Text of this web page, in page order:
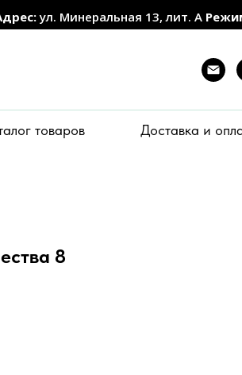
ул. Минеральная 13, лит. А
товаров Доставка и
8